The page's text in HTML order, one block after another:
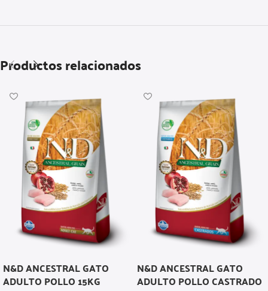
Productos relacionados
N&D ANCESTRAL GATO
ADULTO POLLO 15KG
N&D ANCESTRAL GATO
ADULTO POLLO CASTRADO